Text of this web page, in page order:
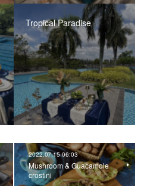
Tropical Paradise
2022.07.15 06:03
Mushroom & Guacamole
crostini